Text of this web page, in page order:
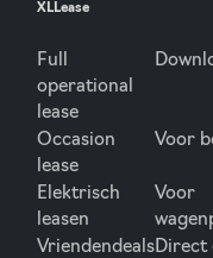
XLLease
Full
operational
lease
Occasion
lease
Elektrisch
leasen
Vriendendeals
Voor
Voor
Direct